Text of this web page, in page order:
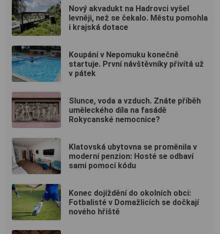
Nový akvadukt na Hadrovci vyšel
levněji, než se čekalo. Městu pomohla
i krajská dotace
Koupání v Nepomuku konečně
startuje. První návštěvníky přivítá už
v pátek
Slunce, voda a vzduch. Znáte příběh
uměleckého díla na fasádě
Rokycanské nemocnice?
Klatovská ubytovna se proměnila v
moderní penzion: Hosté se odbaví
sami pomocí kódu
Konec dojíždění do okolních obcí:
Fotbalisté v Domažlicích se dočkají
nového hřiště